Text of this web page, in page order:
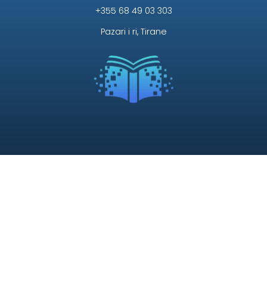
+355 68 49 03 303
Pazari i ri, Tirane